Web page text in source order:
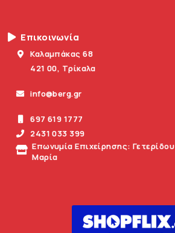
Επικοινωνία
Καλαμπάκας 68
421 00, Τρίκαλα
info@berg.gr
697 619 1777
2431 033 399
Επωνυμία Επιχείρησης: Γετερίδου
Μαρία